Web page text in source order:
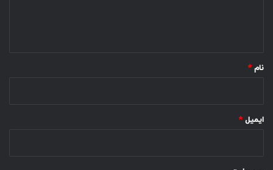
نام *
ایمیل *